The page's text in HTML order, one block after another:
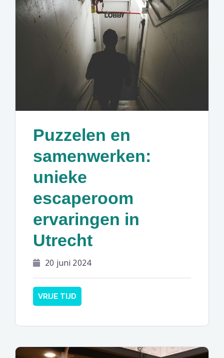
Puzzelen en
samenwerken:
unieke
escaperoom
ervaringen in
Utrecht
20 juni 2024
VRIJE TIJD